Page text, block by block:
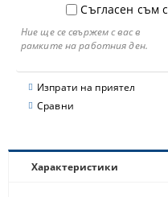
Съгласен съм с
Ние ще се свържем с вас в
рамките на работния ден.
Изпрати на приятел
Сравни
Характеристики